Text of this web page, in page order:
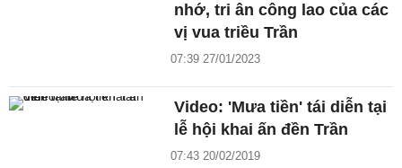
nhớ, tri ân công lao của các
vị vua triều Trần
07:39 27/01/2023
Video: 'Mưa tiền' tái diễn tại
lễ hội khai ấn đền Trần
07:43 20/02/2019